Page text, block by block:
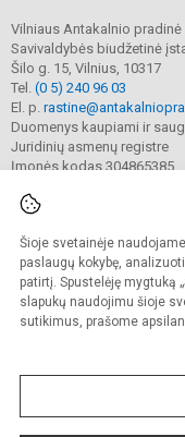
Šioje svetainėje
paslaugų kokybę,
patirtį. Spustelėję mygtuką
slapukų naudojimu šioje
sutikimus, prašome
Vilniaus Antakalnio
Savivaldybės biudžetinė
Šilo g. 15, Vilnius, 10317
Tel. (0 5) 240 96 03
El. p.
Duomenys kaupiami ir
Juridinių asmenų registre
Įmonės kodas 304865385
© 2023. Vilniaus
Kopijuoti turinį be
Sumanus būdas